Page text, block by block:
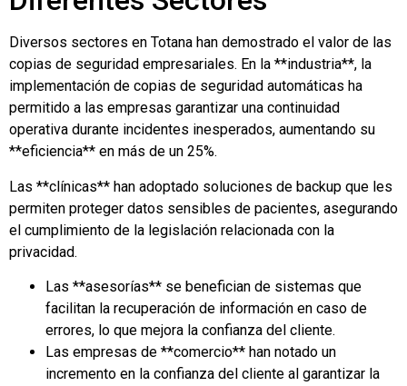
Diversos sectores en Totana han demostrado el valor de las
copias de seguridad empresariales. En la **industria**, la
implementación de copias de seguridad automáticas ha
permitido a las empresas garantizar una continuidad
operativa durante incidentes inesperados, aumentando su
**eficiencia** en más de un 25%.
Las **clínicas** han adoptado soluciones de backup que les
permiten proteger datos sensibles de pacientes, asegurando
el cumplimiento de la legislación relacionada con la
privacidad.
Las **asesorías** se benefician de sistemas que
facilitan la recuperación de información en caso de
errores, lo que mejora la confianza del cliente.
Las empresas de **comercio** han notado un
incremento en la confianza del cliente al garantizar la